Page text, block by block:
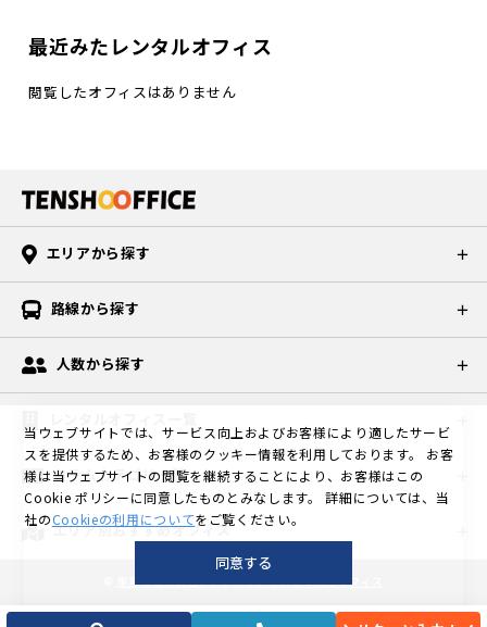
最近みたレンタルオフィス
閲覧したオフィスはありません
エリアから探す
路線から探す
人数から探す
コラムカテゴリ一覧
エリア別おすすめオフィス
当ウェブサイトでは、サービス向上およびお客様により適したサービ
スを提供するため、お客様のクッキー情報を利用しております。
お客
様は当ウェブサイトの閲覧を継続することにより、お客様はこの
Cookie ポリシーに同意したものとみなします。
詳細については、当
社のCookieの利用についてをご覧ください。
同意する